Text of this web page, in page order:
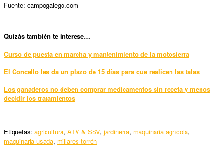
Fuente: campogalego.com
Quizás también te interese…
Curso de puesta en marcha y mantenimiento de la motosierra
El Concello les da un plazo de 15 días para que realicen las talas
Los ganaderos no deben comprar medicamentos sin receta y menos
decidir los tratamientos
Etiquetas: agricultura, ATV & SSV, jardinería, maquinaria agrícola,
maquinaria usada, millares torrón